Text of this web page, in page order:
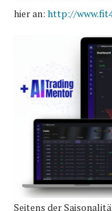
hier an: http://
Seitens der